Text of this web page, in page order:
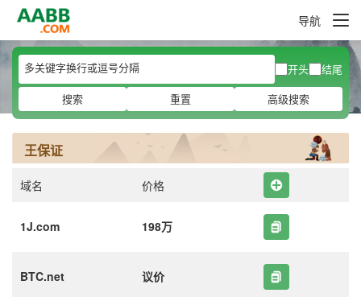
导航
开头
结尾
搜索
重置 高级搜索
王保证
域名 价格
1J.com 198万
BTC.net 议价